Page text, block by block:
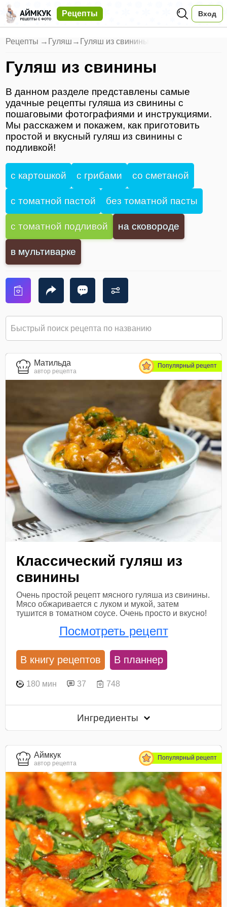
Рецепты Вход
Рецепты → Гуляш → Гуляш из свинины
Гуляш из свинины
В данном разделе представлены самые
удачные рецепты гуляша из свинины с
пошаговыми фотографиями и инструкциями.
Мы расскажем и покажем, как приготовить
простой и вкусный гуляш из свинины с
подливкой!
с картошкой с грибами со сметаной
с томатной пастой без томатной пасты
с томатной подливой на сковороде
в мультиварке
Матильда
автор рецепта
Популярный рецепт
Классический гуляш из
свинины
Очень простой рецепт мясного гуляша из свинины.
Мясо обжаривается с луком и мукой, затем
тушится в томатном соусе. Очень просто и вкусно!
Посмотреть рецепт
В книгу рецептов В планнер
180 мин 37 748
Ингредиенты
Аймкук
автор рецепта
Популярный рецепт